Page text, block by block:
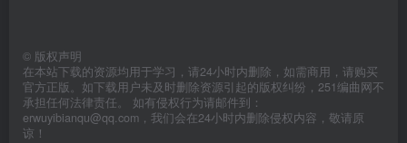
© 版权声明
在本站下载的资源均用于学习，请24小时内删除，如需商用，请购买
官方正版。如下载用户未及时删除资源引起的版权纠纷，251编曲网不
承担任何法律责任。 如有侵权行为请邮件到：
erwuyibianqu@qq.com，我们会在24小时内删除侵权内容，敬请原
谅！